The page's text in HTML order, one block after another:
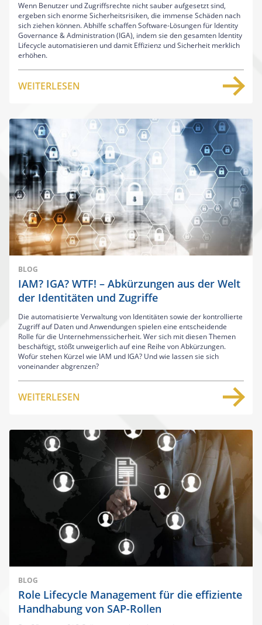
Wenn Benutzer und Zugriffsrechte nicht sauber aufgesetzt sind,
ergeben sich enorme Sicherheitsrisiken, die immense Schäden nach
sich ziehen können. Abhilfe schaffen Software-Lösungen für Identity
Governance & Administration (IGA), indem sie den gesamten Identity
Lifecycle automatisieren und damit Effizienz und Sicherheit merklich
erhöhen.
WEITERLESEN
BLOG
IAM? IGA? WTF! – Abkürzungen aus der Welt
der Identitäten und Zugriffe
Die automatisierte Verwaltung von Identitäten sowie der kontrollierte
Zugriff auf Daten und Anwendungen spielen eine entscheidende
Rolle für die Unternehmenssicherheit. Wer sich mit diesen Themen
beschäftigt, stößt unweigerlich auf eine Reihe von Abkürzungen.
Wofür stehen Kürzel wie IAM und IGA? Und wie lassen sie sich
voneinander abgrenzen?
WEITERLESEN
BLOG
Role Lifecycle Management für die effiziente
Handhabung von SAP-Rollen